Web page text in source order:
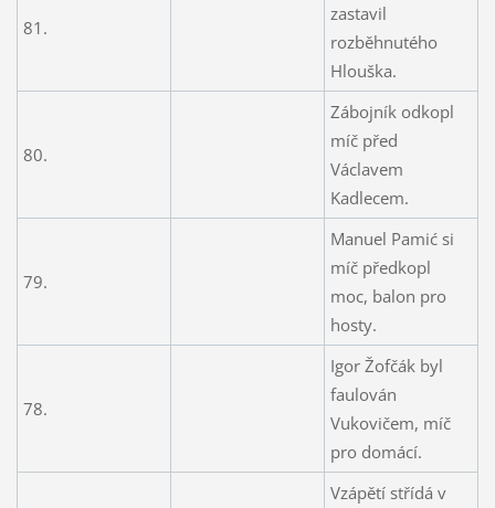
81.
zastavil
rozběhnutého
Hlouška.
80.
Zábojník odkopl
míč před
Václavem
Kadlecem.
79.
Manuel Pamić si
míč předkopl
moc, balon pro
hosty.
78.
Igor Žofčák byl
faulován
Vukovičem, míč
pro domácí.
Vzápětí střídá v